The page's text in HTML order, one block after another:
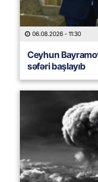
06.08.2026 - 11:30
Ceyhun
səfəri başlayıb